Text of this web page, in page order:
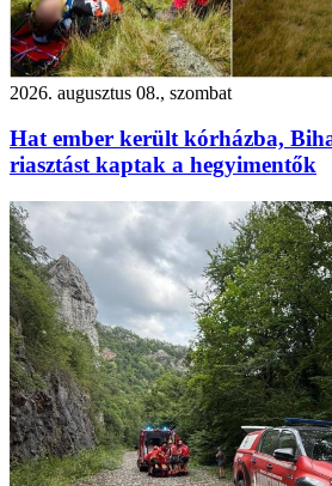
2026. augusztus 08., szombat
Hat ember került kórházba,
riasztást kaptak a hegyimentők